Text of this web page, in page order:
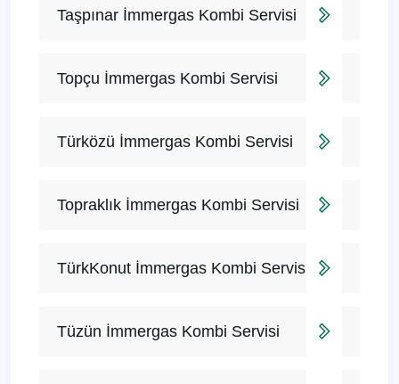
Taşpınar İmmergas Kombi Servisi
Topçu İmmergas Kombi Servisi
Türközü İmmergas Kombi Servisi
Topraklık İmmergas Kombi Servisi
TürkKonut İmmergas Kombi Servisi
Tüzün İmmergas Kombi Servisi